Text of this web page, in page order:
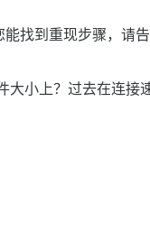
找到重现步骤，请
小上？过去在连接